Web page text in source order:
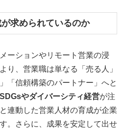
求められているのか
ーションやリモート営業の浸
り、営業職は単なる「売る人」
「信頼構築のパートナー」へと
SDGsやダイバーシティ経営が注
連動した営業人材の育成が企業
。さらに、成果を安定して出せ